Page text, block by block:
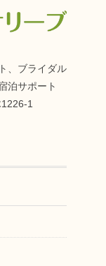
、ブライダル
泊サポート
1